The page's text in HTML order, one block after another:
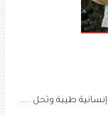
إنسانية طيبة وتحل .....